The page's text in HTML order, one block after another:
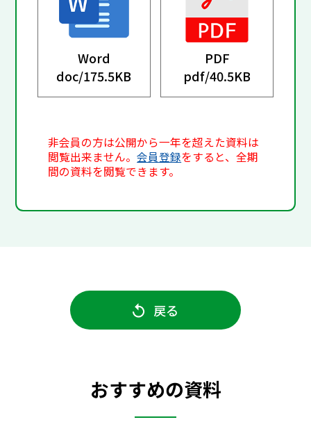
Word
doc/175.5KB
PDF
pdf/40.5KB
非会員の方は公開から一年を超えた資料は
閲覧出来ません。会員登録をすると、全期
間の資料を閲覧できます。
戻る
おすすめの資料